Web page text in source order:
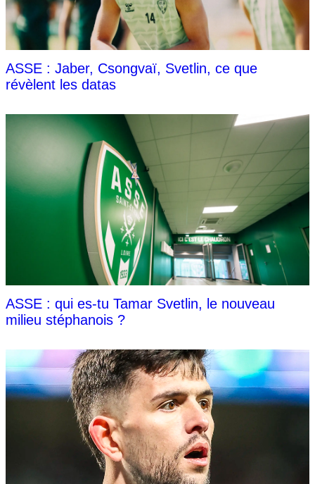
ASSE : Jaber, Csongvaï, Svetlin, ce que
révèlent les datas
ASSE : qui es-tu Tamar Svetlin, le nouveau
milieu stéphanois ?